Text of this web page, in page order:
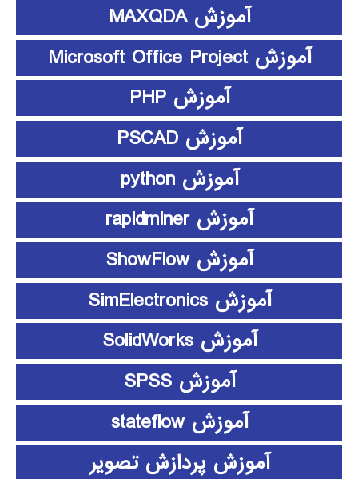
آموزش MAXQDA
آموزش Microsoft Office Project
آموزش PHP
آموزش PSCAD
آموزش python
آموزش rapidminer
آموزش ShowFlow
آموزش SimElectronics
آموزش SolidWorks
آموزش SPSS
آموزش stateflow
آموزش پردازش تصویر